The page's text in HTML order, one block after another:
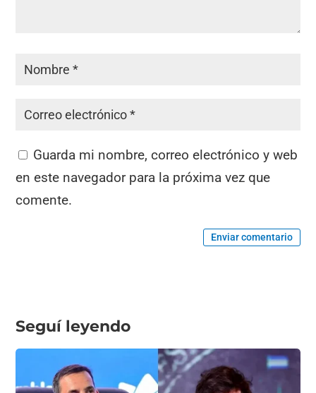
Guarda mi nombre, correo electrónico y web
en este navegador para la próxima vez que
comente.
Enviar comentario
Seguí leyendo